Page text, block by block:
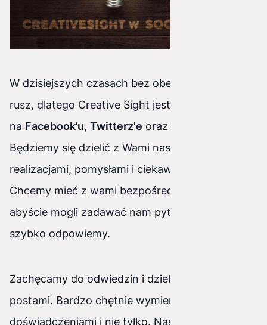
W dzisiejszych czasach bez obecności w SM ani
rusz, dlatego Creative Sight jest już
na Facebook’u, Twitterz'e oraz
Będziemy się dzielić z Wami naszymi
realizacjami, pomysłami i ciekawostkami.
Chcemy mieć z wami bezpośredni kontakt,
abyście mogli zadawać nam pytania, na które
szybko odpowiemy.
Zachęcamy do odwiedzin i dzielenia się naszymi
postami. Bardzo chętnie wymienimy się też
doświadczeniami i nie tylko. Nasze profile: